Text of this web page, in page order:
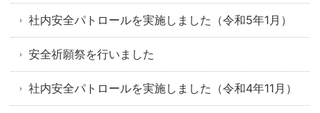
社内安全パトロールを実施しました（令和5年1月）
安全祈願祭を行いました
社内安全パトロールを実施しました（令和4年11月）